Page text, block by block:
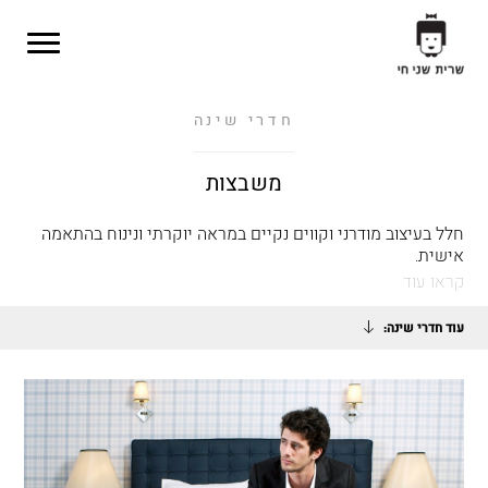
חדרי שינה
משבצות
חלל בעיצוב מודרני וקווים נקיים במראה יוקרתי ונינוח בהתאמה
אישית.
קראו עוד
עוד חדרי שינה: